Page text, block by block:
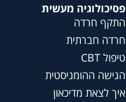
פסיכולוגיה מעשית
התקף חרדה
חרדה חברתית
טיפול CBT
הגישה ההומניסטית
איך לצאת מדיכאון